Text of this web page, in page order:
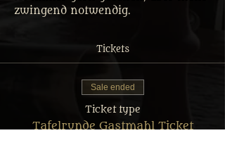
zwingend notwendig.
Tickets
Sale ended
Ticket type
Tafelrunde Gastmahl Ticket